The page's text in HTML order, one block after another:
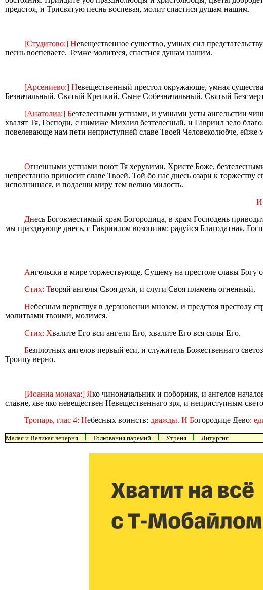
предстоя, и Трисвятую песнь воспевая, молит спастися душам нашим.
[Студитово:] Невещественное существо, умных сил
песнь воспеваете. Темже молитеся, спастися душам нашим.
[Арсениево:] Невещественный престол окружающе, умная
Безначальный. Святый Крепкий, Сыне Собезначальный. Святый
[Анатолиа:] Безтелесными устнами, и умными усты ангельстии
хвалят Тя, Господи, с нимиже Михаил безтелесный, и Гавриил зело
повелевающе нам пети неприступней славе Твоей Человеколюбче, ейже
Огненными устнами поют Тя херувими, Христе Боже,
непрестанно приносит славе Твоей. Той бо нас днесь озари к
исполнишася, и подаеши миру тем велию милость.
И
Днесь Боговместимый храм Богородица, в храм Господень
мы празднующе днесь, с Гавриилом возопиим: радуйся Благодатная,
Ангельски в мире торжествующе, Сущему на престоле славы
Стих: Творяй ангелы Своя духи, и слуги Своя пламень огненный.
Небесным первствуя в дерзновении мнозем, и предстоя престолу
молитвами твоими, молимся.
Стих: Хвалите Его вси ангели Его, хвалите Его вся силы Его.
Безплотных ангелов первый еси, и служитель Божественнаго
Троицу верно.
[Иоанна монаха:] Яко чиноначальник и поборник, и ангелов
славне, яве яко невеществен Невещественнаго зря, и неприступным
Тропарь, глас 4: Небесных воинств: дважды. И Богородице Дево:
Малая и Великая вечерня Толкования паремий Утреня Литургия